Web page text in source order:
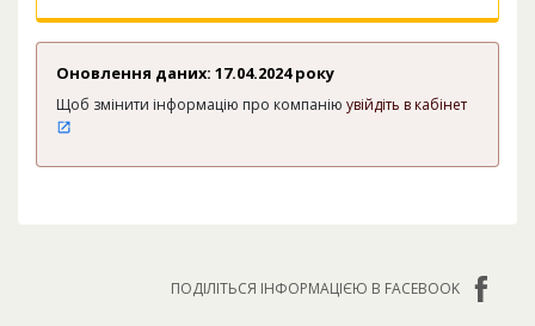
Оновлення даних: 17.04.2024 року
Щоб змінити інформацію про компанію увійдіть в кабінет
ПОДІЛІТЬСЯ ІНФОРМАЦІЄЮ В FACEBOOK